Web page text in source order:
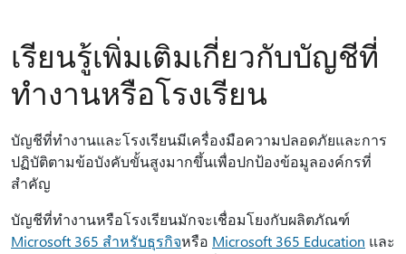
เรียนรู้เพิ่มเติมเกี่ยวกับบัญชีที่
ทํางานหรือโรงเรียน
บัญชีที่ทํางานและโรงเรียนมีเครื่องมือความปลอดภัยและการ
ปฏิบัติตามข้อบังคับขั้นสูงมากขึ้นเพื่อปกป้องข้อมูลองค์กรที่
สําคัญ
บัญชีที่ทํางานหรือโรงเรียนมักจะเชื่อมโยงกับผลิตภัณฑ์
Microsoft 365 สําหรับธุรกิจหรือ Microsoft 365 Education และ